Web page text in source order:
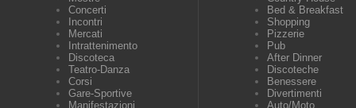
Concerti
Incontri
Mercati
Intrattenimento
Discoteca
Teatro-Danza
Corsi
Gare-Sportive
Manifestazioni
Bed & Breakfast
Shopping
Pizzerie
Pub
After Dinner
Discoteche
Benessere
Divertimenti
Auto/Moto